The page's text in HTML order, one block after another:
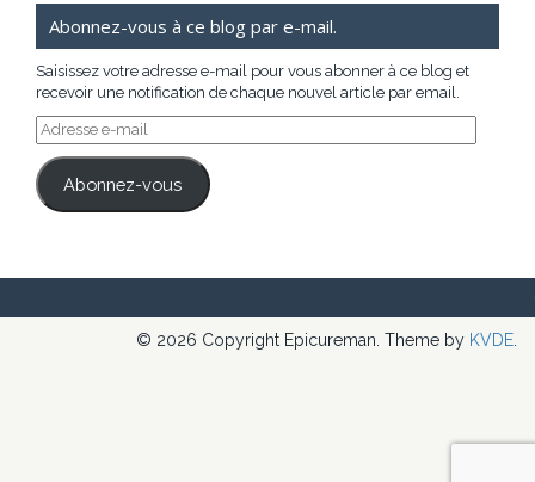
Abonnez-vous à ce blog par e-mail.
Saisissez votre adresse e-mail pour vous abonner à ce blog et
recevoir une notification de chaque nouvel article par email.
Adresse
e-
mail
Abonnez-vous
© 2026 Copyright Epicureman. Theme by KVDE.